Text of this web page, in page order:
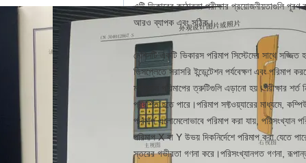
এটি ভিকারের কঠোরতা পরীক্ষার প্রয়োজনীয়তাগুলি
আরও ব্যাপক এবং সঠিক।
মেশিনটি একটি ভিকারস পরিমাপ সিস্টেমের সাথে সজ্জিত
ডিসপ্লেতে সরাসরি ইন্ডেন্টেশন পর্যবেক্ষণ এবং পরিমাপ
ম্যানুয়াল পরিমাপের ত্রুটিগুলি এড়ানো হয়।পরীক্ষার
প্রদর্শিত হতে পারে।পরিমাপ সফ্টওয়্যারের মাধ্যমে,
পরিমাপ এলোমেলোভাবে পরিমাপ করা যায়, পরিসংখ্যান
পরিমাপ X বা Y উভয় দিকনির্দেশে পরিমাপ করা যেতে
স্তরের গভীরতা গণনা করে।পরিসংখ্যানগত গণনা,